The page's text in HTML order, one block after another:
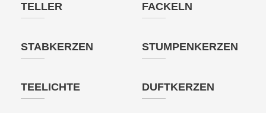
TELLER FACKELN
STABKERZEN STUMPENKERZEN
TEELICHTE DUFTKERZEN